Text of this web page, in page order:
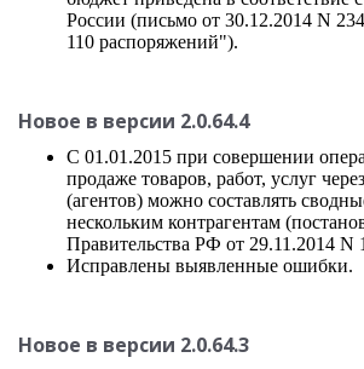
России (письмо от 30.12.2014 N
110 распоряжений").
Новое в версии 2.0.64.4
С 01.01.2015 при совершении
продаже товаров, работ, услуг
(агентов) можно составлять
нескольким контрагентам
Правительства РФ от 29.11.2014 N
Исправлены выявленные ошибки.
Новое в версии 2.0.64.3